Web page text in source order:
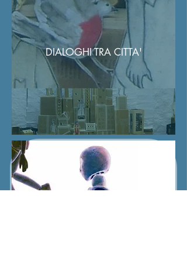
DIALOGHI TRA CITTA'